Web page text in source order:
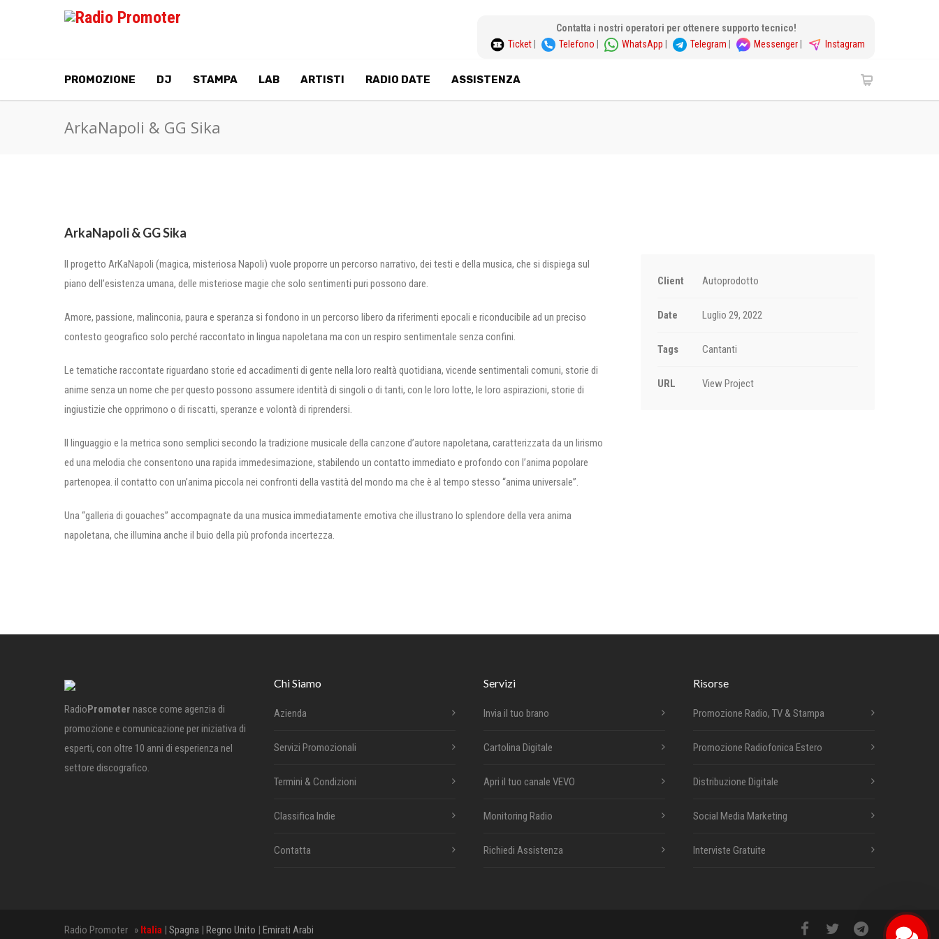
Contatta i nostri operatori per ottenere supporto tecnico!
Ticket
Telefono WhatsApp Telegram Messenger Instagram
PROMOZIONE DJ STAMPA LAB ARTISTI RADIO DATE ASSISTENZA
ArkaNapoli & GG Sika
ArkaNapoli & GG Sika
Il progetto ArKaNapoli (magica, misteriosa Napoli) vuole proporre un percorso narrativo, dei testi e della musica, che si dispiega sul
piano dell’esistenza umana, delle misteriose magie che solo sentimenti puri possono dare.
Amore, passione, malinconia, paura e speranza si fondono in un percorso libero da riferimenti epocali e riconducibile ad un preciso
contesto geografico solo perché raccontato in lingua napoletana ma con un respiro sentimentale senza confini.
Le tematiche raccontate riguardano storie ed accadimenti di gente nella loro realtà quotidiana, vicende sentimentali comuni, storie di
anime senza un nome che per questo possono assumere identità di singoli o di tanti, con le loro lotte, le loro aspirazioni, storie di
ingiustizie che opprimono o di riscatti, speranze e volontà di riprendersi.
Il linguaggio e la metrica sono semplici secondo la tradizione musicale della canzone d’autore napoletana, caratterizzata da un lirismo
ed una melodia che consentono una rapida immedesimazione, stabilendo un contatto immediato e profondo con l’anima popolare
partenopea. il contatto con un’anima piccola nei confronti della vastità del mondo ma che è al tempo stesso “anima universale”.
Una “galleria di gouaches” accompagnate da una musica immediatamente emotiva che illustrano lo splendore della vera anima
napoletana, che illumina anche il buio della più profonda incertezza.
Client Autoprodotto
Date Luglio 29, 2022
Tags Cantanti
URL View Project
RadioPromoter nasce come agenzia di
promozione e comunicazione per iniziativa di
esperti, con oltre 10 anni di esperienza nel
settore discografico.
Chi Siamo
Azienda
Servizi Promozionali
Termini & Condizioni
Classifica Indie
Contatta
Servizi
Invia il tuo brano
Cartolina Digitale
Apri il tuo canale VEVO
Monitoring Radio
Richiedi Assistenza
Risorse
Promozione Radio, TV & Stampa
Promozione Radiofonica Estero
Distribuzione Digitale
Social Media Marketing
Interviste Gratuite
Radio Promoter » Italia | Spagna | Regno Unito | Emirati Arabi